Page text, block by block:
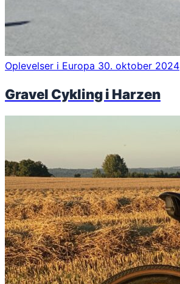
Oplevelser i Europa 30. oktober 2024
Gravel Cykling i Harzen